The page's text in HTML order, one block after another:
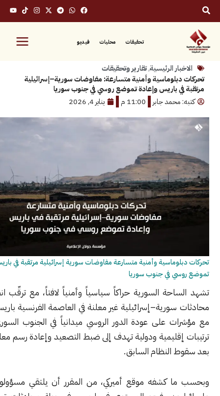
محليات فيديو
الرئيسية,تقارير وتحقيقات
وأمنية متسارعة: مفاوضات سورية–إسرائيلية
في باريس وإعادة تموضع روسي في جنوب سوريا
محمد جابر
11:00 م يناير 4, 2026
وأمنية متسارعة مفاوضات سورية إسرائيلية مرتقبة في باريس وإعادة
في جنوب سوريا
السورية حراكاً سياسياً وأمنياً لافتاً، مع ترقّب انطلاق جولة
سورية–إسرائيلية غير معلنة في العاصمة الفرنسية باريس، بالتوازي
على عودة الدور الروسي ميدانياً في الجنوب السوري، في إطار
إقليمية ودولية تهدف إلى ضبط التصعيد وإعادة رسم معادلات الأمن
النظام السابق.
كشفه موقع أميركي، من المقرر أن يلتقي مسؤولون سوريون